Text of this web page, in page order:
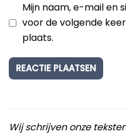
Mijn naam, e-mail en
voor de volgende
plaats.
Wij schrijven onze